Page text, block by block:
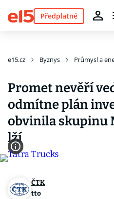
Předplatné
e15.cz Byznys Průmysl a
Promet nevěří
odmítne plán
obvinila skupinu
lží
ČTK
tto